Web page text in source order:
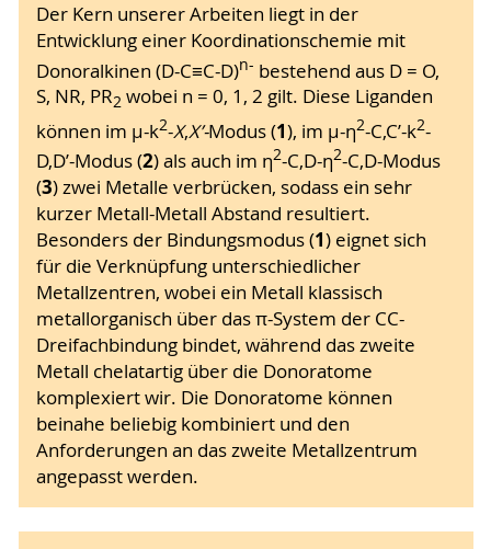
Der Kern unserer Arbeiten liegt in der
Entwicklung einer Koordinationschemie mit
Donoralkinen (D-C≡C-D)n- bestehend aus D = O,
S, NR, PR2 wobei n = 0, 1, 2 gilt. Diese Liganden
können im μ-k2-X,X’-Modus (1), im μ-η2-C,C’-k2-
D,D’-Modus (2) als auch im η2-C,D-η2-C,D-Modus
(3) zwei Metalle verbrücken, sodass ein sehr
kurzer Metall-Metall Abstand resultiert.
Besonders der Bindungsmodus (1) eignet sich
für die Verknüpfung unterschiedlicher
Metallzentren, wobei ein Metall klassisch
metallorganisch über das π-System der CC-
Dreifachbindung bindet, während das zweite
Metall chelatartig über die Donoratome
komplexiert wir. Die Donoratome können
beinahe beliebig kombiniert und den
Anforderungen an das zweite Metallzentrum
angepasst werden.